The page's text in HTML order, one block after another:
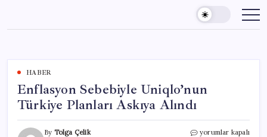
content
HABER
Enflasyon Sebebiyle Uniqlo’nun
Türkiye Planları Askıya Alındı
By Tolga Çelik
Enflasyon
yorumlar kapalı